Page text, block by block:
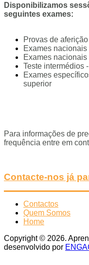
Disponibilizamos
seguintes exames:
Provas de
Exames
Exames nacionais
Teste intermédios
Exames
superior
Para informações de
frequência entre em
Contacte-nos já
Contactos
Quem Somos
Home
Copyright © 2026.
desenvolvido por